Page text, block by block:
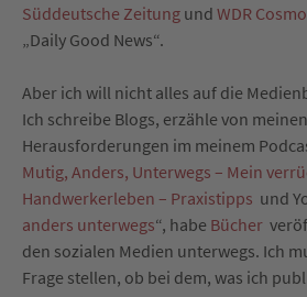
Süddeutsche Zeitung und WDR Cosmo
„Daily Good News“.
Aber ich will nicht alles auf die
Ich schreibe Blogs, erzähle von
Herausforderungen im meinem
Mutig, Anders, Unterwegs – Mein
Handwerkerleben – Praxistipps und
anders unterwegs“, habe Bücher
den sozialen Medien unterwegs. Ich
Frage stellen, ob bei dem, was ich